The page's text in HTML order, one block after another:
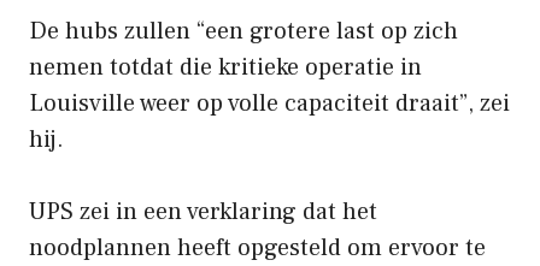
De hubs zullen “een grotere last op zich
nemen totdat die kritieke operatie in
Louisville weer op volle capaciteit draait”, zei
hij.
UPS zei in een verklaring dat het
noodplannen heeft opgesteld om ervoor te